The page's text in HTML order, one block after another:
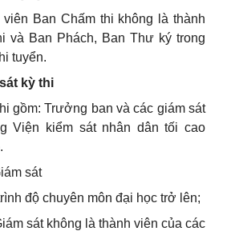
Ban Chấm thi không là thành
và Ban Phách, Ban Thư ký trong
tuyển.
kỳ thi
gồm: Trưởng ban và các giám sát
Viện kiểm sát nhân dân tối cao
sát
độ chuyên môn đại học trở lên;
sát không là thành viên của các